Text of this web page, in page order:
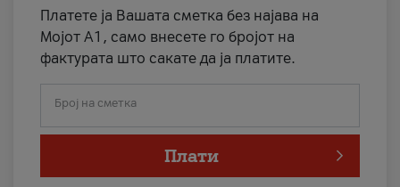
Платете ја Вашата сметка без најава на
Мојот А1, само внесете го бројот на
фактурата што сакате да ја платите.
Број на сметка
Плати